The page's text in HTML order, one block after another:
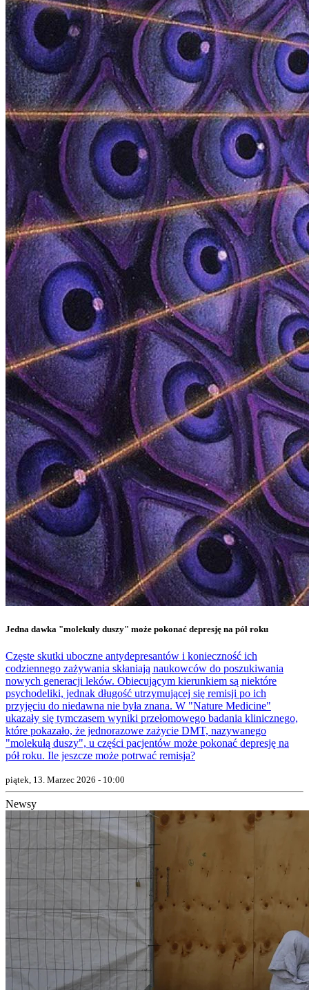
Jedna dawka "molekuły duszy" może pokonać depresję na pół roku
Częste skutki uboczne antydepresantów i konieczność ich
codziennego zażywania skłaniają naukowców do poszukiwania
nowych generacji leków. Obiecującym kierunkiem są niektóre
psychodeliki, jednak długość utrzymującej się remisji po ich
przyjęciu do niedawna nie była znana. W "Nature Medicine"
ukazały się tymczasem wyniki przełomowego badania klinicznego,
które pokazało, że jednorazowe zażycie DMT, nazywanego
"molekułą duszy", u części pacjentów może pokonać depresję na
pół roku. Ile jeszcze może potrwać remisja?
piątek, 13. Marzec 2026 - 10:00
Newsy